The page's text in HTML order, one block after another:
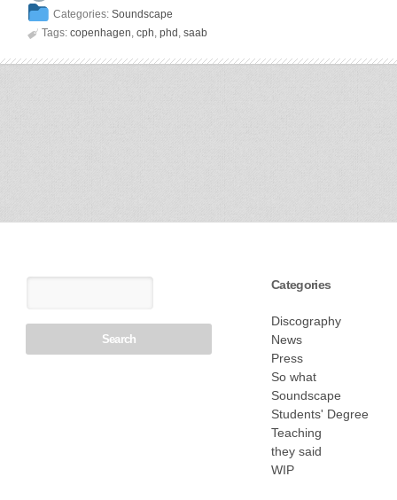
Categories:Soundscape
 Tags: copenhagen cph phd saab
Categories
Discography
News
Press
So what
Soundscape
Students' Degree
Teaching
they said
WIP